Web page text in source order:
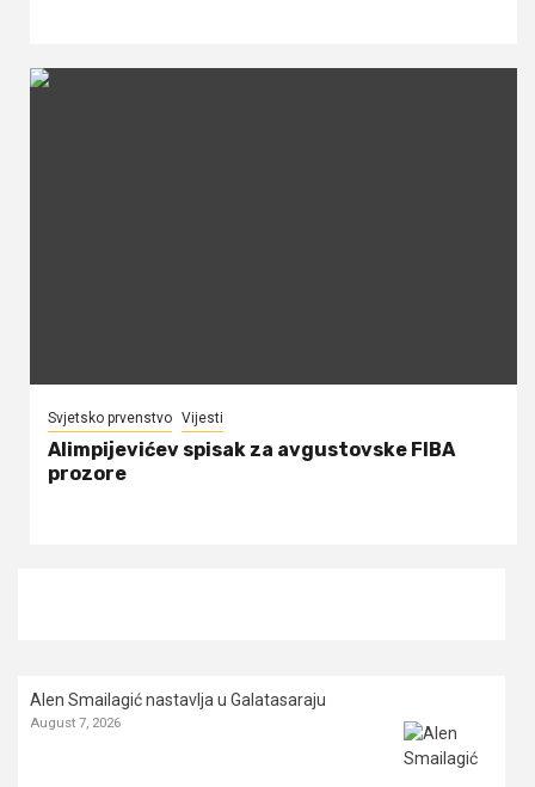
Svjetsko prvenstvo Vijesti
Alimpijevićev spisak za avgustovske FIBA
prozore
Alen Smailagić nastavlja u Galatasaraju
August 7, 2026